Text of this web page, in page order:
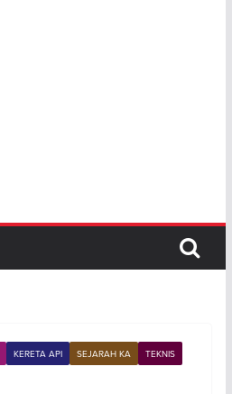
KERETA API SEJARAH KA
TEKNIS